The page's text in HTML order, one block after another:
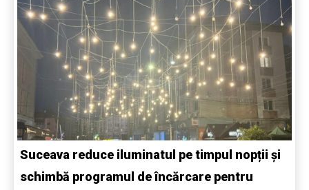
Suceava reduce iluminatul pe timpul nopții și
schimbă programul de încărcare pentru